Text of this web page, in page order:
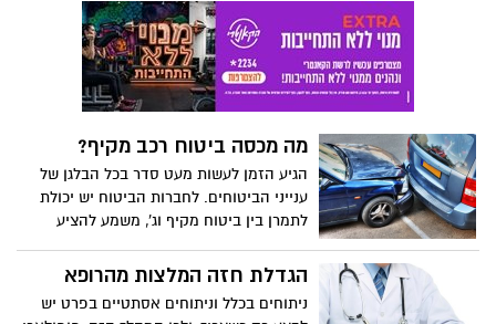
בראש למקום אחר. זהו הטיפול המתאים
ביותר להתקרחות, שמניב תוצאות קבועות
מעולות. השתלת השיער הראשונה בוצעה
בשנות החמישים, ובמשך השנים התחום
התפתח באופן משמעותי עם טכניקות
מה מכסה ביטוח רכב מקיף?
הגיע הזמן לעשות מעט סדר בכל הבלגן של
ענייני הביטוחים. לחברות הביטוח יש יכולת
לתמרן בין ביטוח מקיף וג', משמע להציע
למשוך עוד אנשים לרכוש את הביטוח דרכם.
סטטוס קוו, קשה מאוד להציע שינויים בביטוח
הגדלת חזה המלצות מהרופא
ניתוחים בכלל וניתוחים אסתטיים בפרט יש